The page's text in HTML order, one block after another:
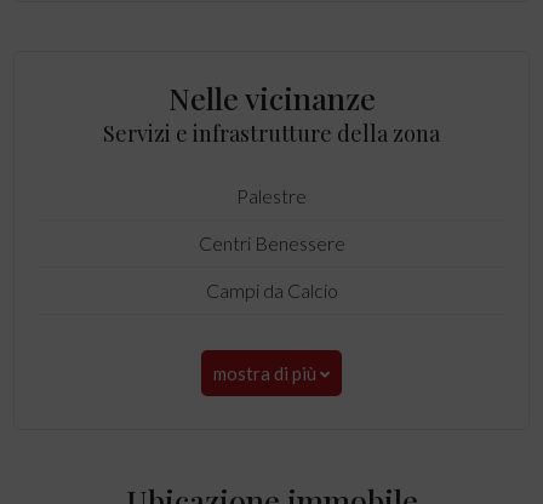
Nelle vicinanze
Servizi e infrastrutture della zona
Palestre
Centri Benessere
Campi da Calcio
mostra di più